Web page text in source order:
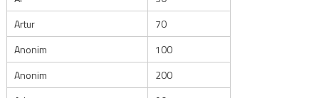
Artur
70
Anonim
100
Anonim
200